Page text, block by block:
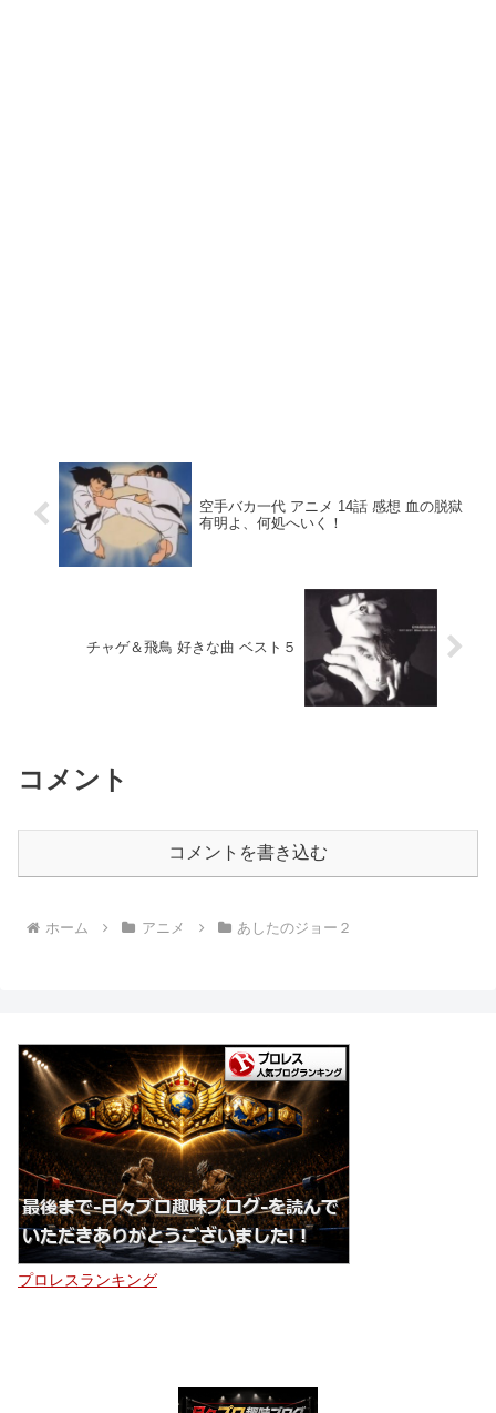
空手バカ一代 アニメ 14話 感想 血の脱獄
有明よ、何処へいく！
チャゲ＆飛鳥 好きな曲 ベスト５
コメント
コメントを書き込む
ホーム アニメ あしたのジョー２
プロレスランキング